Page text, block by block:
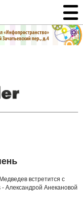
встретится с
Александрой Анекановой